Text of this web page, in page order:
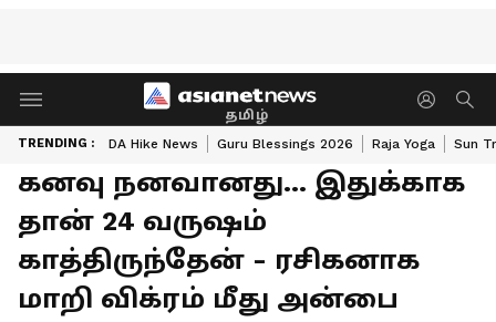
தமிழ்
TRENDING : DA Hike News Guru Blessings 2026 Raja Yoga Sun
கனவு நனவானது... இதுக்காக
தான் 24 வருஷம்
காத்திருந்தேன் - ரசிகனாக
மாறி விக்ரம் மீது அன்பை